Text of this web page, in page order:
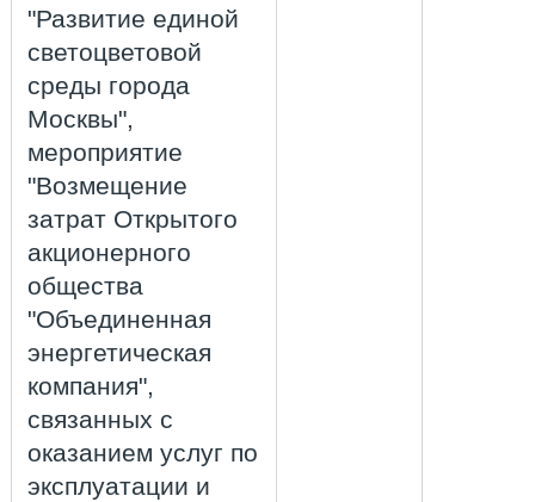
"Развитие единой
светоцветовой
среды города
Москвы",
мероприятие
"Возмещение
затрат Открытого
акционерного
общества
"Объединенная
энергетическая
компания",
связанных с
оказанием услуг по
эксплуатации и